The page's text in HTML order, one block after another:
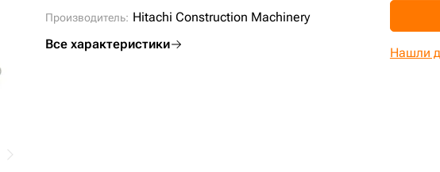
Производитель: Hitachi Construction Machinery
Все характеристики
Нашли